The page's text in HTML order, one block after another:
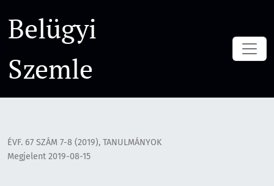
Belügyi
Szemle
ÉVF. 67 SZÁM 7-8 (2019), TANULMÁNYOK
Megjelent 2019-08-15